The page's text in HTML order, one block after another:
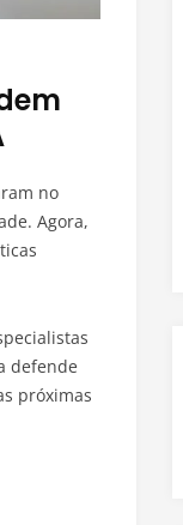
no
Agora,
defende
próximas